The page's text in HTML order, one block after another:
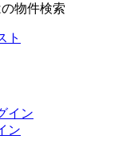
物件検索
ト
イン
ン